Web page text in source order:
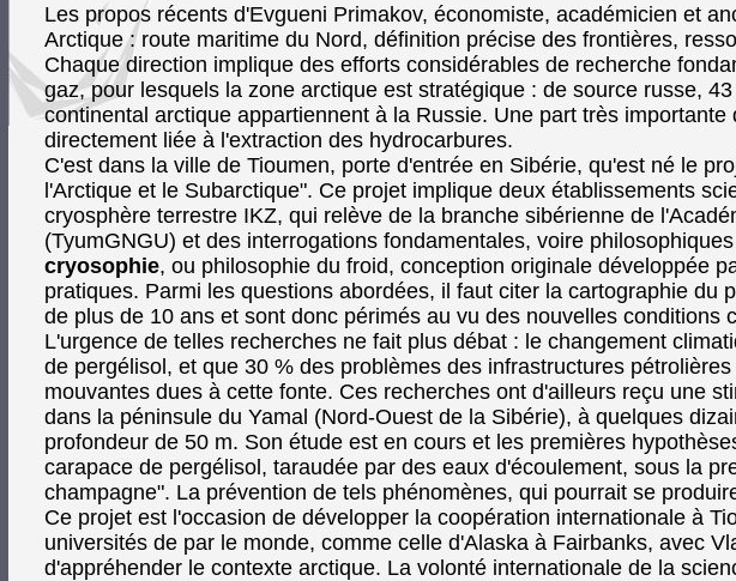
Les propos récents d'Evgueni Primakov, économiste, académicien et
Arctique : route maritime du Nord, définition précise des frontières,
Chaque direction implique des efforts considérables de recherche
gaz, pour lesquels la zone arctique est stratégique : de source russe,
continental arctique appartiennent à la Russie. Une part très
directement liée à l'extraction des hydrocarbures.
C'est dans la ville de Tioumen, porte d'entrée en Sibérie, qu'est né le
l'Arctique et le Subarctique". Ce projet implique deux établissements
cryosphère terrestre IKZ, qui relève de la branche sibérienne de
(TyumGNGU) et des interrogations fondamentales, voire
cryosophie, ou philosophie du froid, conception originale développée
pratiques. Parmi les questions abordées, il faut citer la cartographie
de plus de 10 ans et sont donc périmés au vu des nouvelles
L'urgence de telles recherches ne fait plus débat : le changement
de pergélisol, et que 30 % des problèmes des infrastructures
mouvantes dues à cette fonte. Ces recherches ont d'ailleurs reçu une
dans la péninsule du Yamal (Nord-Ouest de la Sibérie), à quelques
profondeur de 50 m. Son étude est en cours et les premières
carapace de pergélisol, taraudée par des eaux d'écoulement, sous la
champagne". La prévention de tels phénomènes, qui pourrait se
Ce projet est l'occasion de développer la coopération internationale à
universités de par le monde, comme celle d'Alaska à Fairbanks, avec
d'appréhender le contexte arctique. La volonté internationale de la